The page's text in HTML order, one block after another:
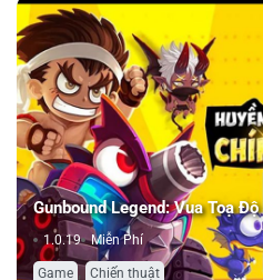
Gunbound Legend: Vua Toạ Độ
1.0.19 Miễn Phí
Game , Chiến thuật